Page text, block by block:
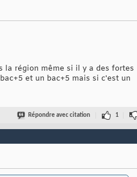
la région même si il y a des fortes
et un bac+5 mais si c'est un
Répondre avec citation 1